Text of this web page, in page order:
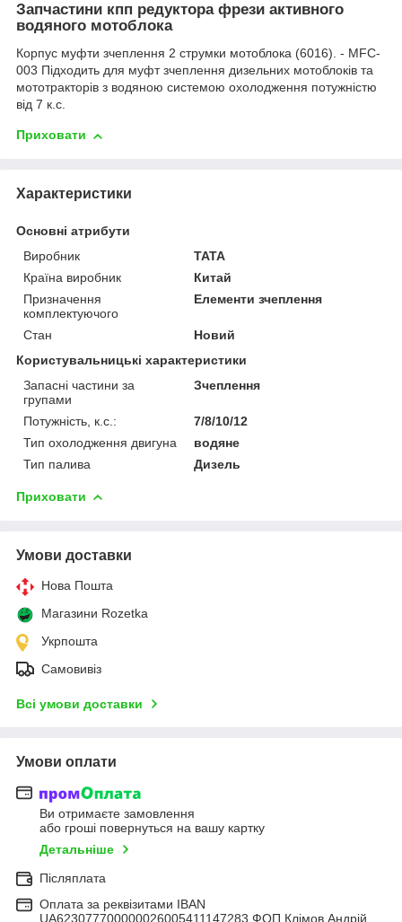
Запчастини кпп редуктора фрези активного
водяного мотоблока
Корпус муфти зчеплення 2 струмки мотоблока (6016). - MFC-
003 Підходить для муфт зчеплення дизельних мотоблоків та
мототракторів з водяною системою охолодження потужністю
від 7 к.с.
Приховати
Характеристики
Основні атрибути
Виробник
TATA
Країна виробник
Китай
Призначення
комплектуючого
Елементи зчеплення
Стан
Новий
Користувальницькі характеристики
Запасні частини за
групами
Зчеплення
Потужність, к.с.:
7/8/10/12
Тип охолодження двигуна
водяне
Тип палива
Дизель
Приховати
Умови доставки
Нова Пошта
Магазини Rozetka
Укрпошта
Самовивіз
Всі умови доставки
Умови оплати
Ви отримаєте замовлення
або гроші повернуться на вашу картку
Детальніше
Післяплата
Оплата за реквізитами IBAN
UA623077700000026005411147283 ФОП Клімов Андрій